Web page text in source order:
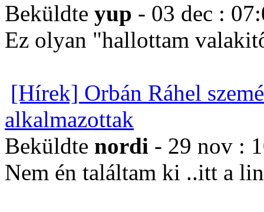
Beküldte yup - 03 dec :
Ez olyan "hallottam
[Hírek] Orbán Ráhel
alkalmazottak
Beküldte nordi - 29 nov :
Nem én találtam ki ..itt a